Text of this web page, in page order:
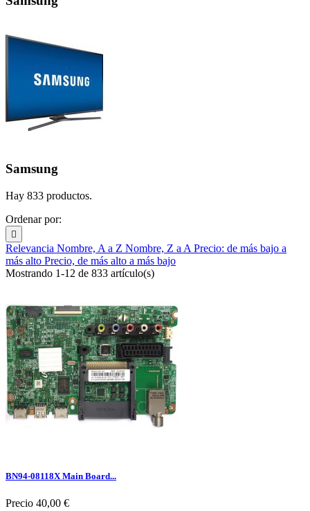
Samsung
Hay 833 productos.
Ordenar por:

Relevancia Nombre, A a Z Nombre, Z a A Precio: de más bajo a
más alto Precio, de más alto a más bajo
Mostrando 1-12 de 833 artículo(s)
BN94-08118X Main Board...
Precio 40,00 €